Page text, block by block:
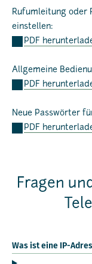
Rufumleitung oder
einstellen:
PDF
Allgemeine
PDF
Neue Passwörter
PDF
Fragen
Was ist eine IP-